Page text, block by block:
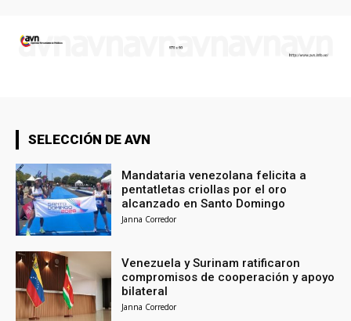
SELECCIÓN DE AVN
Mandataria venezolana felicita a
pentatletas criollas por el oro
alcanzado en Santo Domingo
Janna Corredor
Venezuela y Surinam ratificaron
compromisos de cooperación y apoyo
bilateral
Janna Corredor